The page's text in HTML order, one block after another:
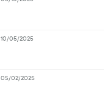
10/05/2025
05/02/2025